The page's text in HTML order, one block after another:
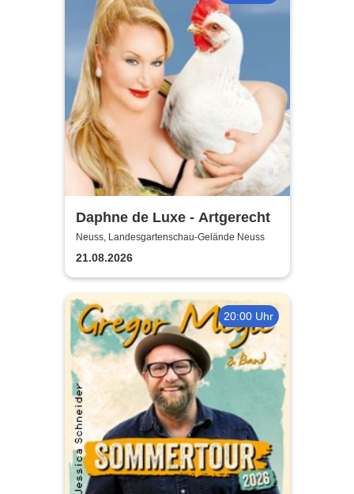
Daphne de Luxe - Artgerecht
Neuss, Landesgartenschau-Gelände Neuss
21.08.2026
20:00 Uhr